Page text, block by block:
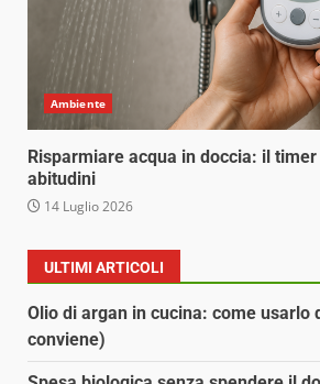
Ambiente
Risparmiare acqua in doccia: il
abitudini
14 Luglio 2026
ULTIMI ARTICOLI
Olio di argan in cucina: come usarlo
conviene)